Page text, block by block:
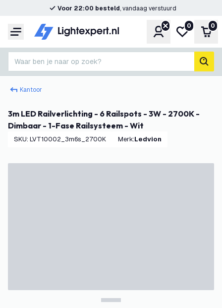
Voor 22:00 besteld, vandaag verstuurd
Menu Account
Mijn
0 0
Waar ben je naar op zoek?
Kantoor
3m LED Railverlichting - 6 Railspots - 3W - 2700K -
Dimbaar - 1-Fase Railsysteem - Wit
SKU: LVT10002_3m6s_2700K Merk: Ledvion